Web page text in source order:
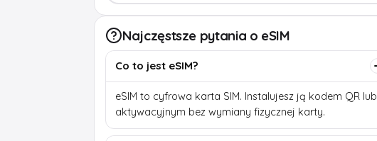
Najczęstsze pytania o eSIM
Co to jest eSIM?
eSIM to cyfrowa karta SIM. Instalujesz ją kodem QR lub
aktywacyjnym bez wymiany fizycznej karty.